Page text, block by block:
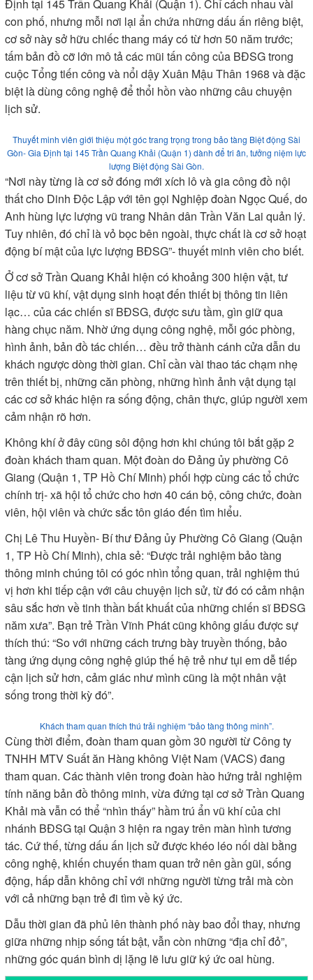
Định tại 145 Trần Quang Khải (Quận 1). Chỉ cách nhau vài
con phố, nhưng mỗi nơi lại ẩn chứa những dấu ấn riêng biệt,
cơ sở này sở hữu chiếc thang máy có từ hơn 50 năm trước;
tấm bản đồ cỡ lớn mô tả các mũi tấn công của BĐSG trong
cuộc Tổng tiến công và nổi dậy Xuân Mậu Thân 1968 và đặc
biệt là dùng công nghệ để thổi hồn vào những câu chuyện
lịch sử.
Thuyết minh viên giới thiệu một góc trang trọng trong bảo tàng Biệt động Sài
Gòn- Gia Định tại 145 Trần Quang Khải (Quận 1) dành để tri ân, tưởng niệm lực
lượng Biệt động Sài Gòn.
“Nơi này từng là cơ sở đóng mới xích lô và gia công đồ nội
thất cho Dinh Độc Lập với tên gọi Nghiệp đoàn Ngọc Quế, do
Anh hùng lực lượng vũ trang Nhân dân Trần Văn Lai quản lý.
Tuy nhiên, đó chỉ là vỏ bọc bên ngoài, thực chất là cơ sở hoạt
động bí mật của lực lượng BĐSG”- thuyết minh viên cho biết.
Ở cơ sở Trần Quang Khải hiện có khoảng 300 hiện vật, tư
liệu từ vũ khí, vật dụng sinh hoạt đến thiết bị thông tin liên
lạc… của các chiến sĩ BĐSG, được sưu tầm, gìn giữ qua
hàng chục năm. Nhờ ứng dụng công nghệ, mỗi góc phòng,
hình ảnh, bản đồ tác chiến… đều trở thành cánh cửa dẫn du
khách ngược dòng thời gian. Chỉ cần vài thao tác chạm nhẹ
trên thiết bị, những căn phòng, những hình ảnh vật dụng tại
các cơ sở khác hiện ra sống động, chân thực, giúp người xem
cảm nhận rõ hơn.
Không khí ở đây cũng sôi động hơn khi chúng tôi bắt gặp 2
đoàn khách tham quan. Một đoàn do Đảng ủy phường Cô
Giang (Quận 1, TP Hồ Chí Minh) phối hợp cùng các tổ chức
chính trị- xã hội tổ chức cho hơn 40 cán bộ, công chức, đoàn
viên, hội viên và chức sắc tôn giáo đến tìm hiểu.
Chị Lê Thu Huyền- Bí thư Đảng ủy Phường Cô Giang (Quận
1, TP Hồ Chí Minh), chia sẻ: “Được trải nghiệm bảo tàng
thông minh chúng tôi có góc nhìn tổng quan, trải nghiệm thú
vị hơn khi tiếp cận với câu chuyện lịch sử, từ đó có cảm nhận
sâu sắc hơn về tinh thần bất khuất của những chiến sĩ BĐSG
năm xưa”. Bạn trẻ Trần Vĩnh Phát cũng không giấu được sự
thích thú: “So với những cách trưng bày truyền thống, bảo
tàng ứng dụng công nghệ giúp thế hệ trẻ như tụi em dễ tiếp
cận lịch sử hơn, cảm giác như mình cũng là một nhân vật
sống trong thời kỳ đó”.
Khách tham quan thích thú trải nghiệm “bảo tàng thông minh”.
Cùng thời điểm, đoàn tham quan gồm 30 người từ Công ty
TNHH MTV Suất ăn Hàng không Việt Nam (VACS) đang
tham quan. Các thành viên trong đoàn hào hứng trải nghiệm
tính năng bản đồ thông minh, vừa đứng tại cơ sở Trần Quang
Khải mà vẫn có thể “nhìn thấy” hầm trú ẩn vũ khí của chi
nhánh BĐSG tại Quận 3 hiện ra ngay trên màn hình tương
tác. Cứ thế, từng dấu ấn lịch sử được khéo léo nối dài bằng
công nghệ, khiến chuyến tham quan trở nên gần gũi, sống
động, hấp dẫn không chỉ với những người từng trải mà còn
với cả những bạn trẻ đi tìm về ký ức.
Dẫu thời gian đã phủ lên thành phố này bao đổi thay, nhưng
giữa những nhịp sống tất bật, vẫn còn những “địa chỉ đỏ”,
những góc quán bình dị lặng lẽ lưu giữ ký ức oai hùng.